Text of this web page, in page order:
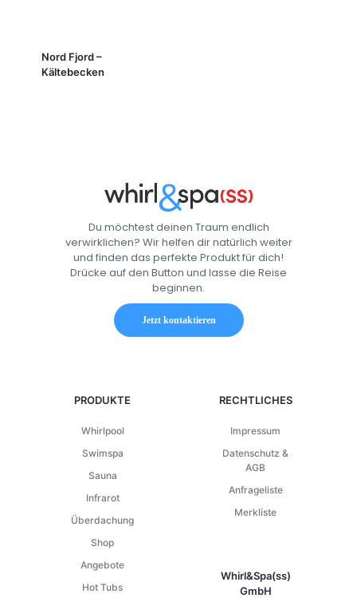
Nord Fjord –
Kältebecken
Du möchtest deinen Traum endlich
verwirklichen? Wir helfen dir natürlich weiter
und finden das perfekte Produkt für dich!
Drücke auf den Button und lasse die Reise
beginnen.
Jetzt kontaktieren
PRODUKTE
Whirlpool
Swimspa
Sauna
Infrarot
Überdachung
Shop
Angebote
Hot Tubs
RECHTLICHES
Impressum
Datenschutz &
AGB
Anfrageliste
Merkliste
Whirl&Spa(ss)
GmbH